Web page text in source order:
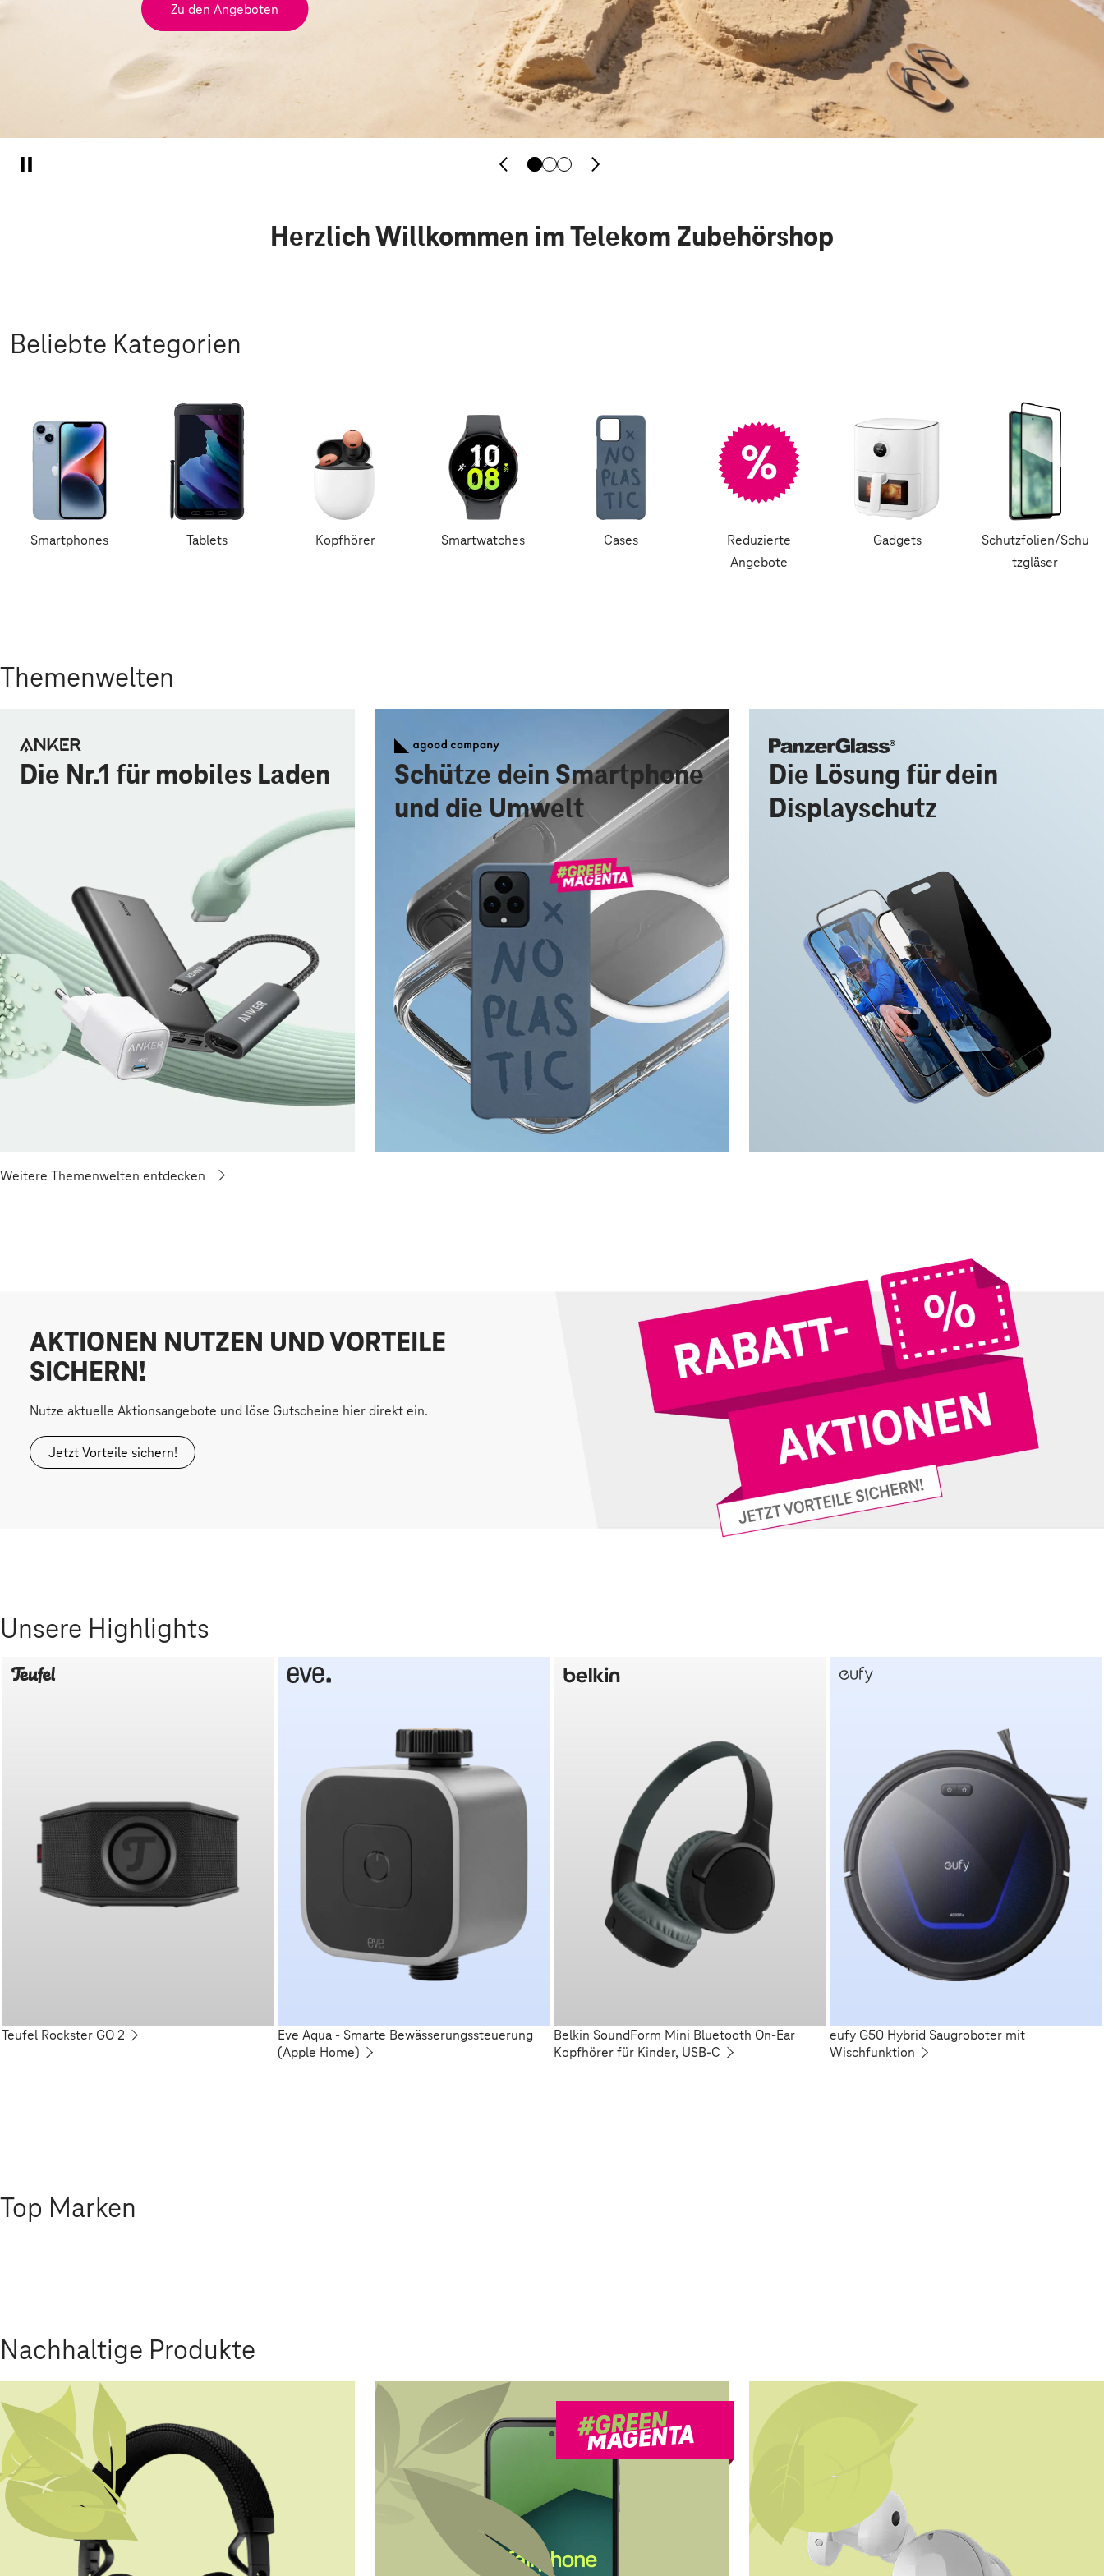
Zu den Angeboten
Herzlich Willkommen im Telekom Zubehörshop
Beliebte Kategorien
Smartphones Tablets Kopfhörer Smartwatches Cases
Reduzierte
Angebote
Gadgets
Schutzfolien/Schu
tzgläser
Themenwelten
Die Nr.1 für mobiles Laden
Schütze dein Smartphone
und die Umwelt
Die Lösung für dein
Displayschutz
Weitere Themenwelten entdecken
AKTIONEN NUTZEN UND VORTEILE
SICHERN!
Nutze aktuelle Aktionsangebote und löse Gutscheine hier direkt ein.
Jetzt Vorteile sichern!
Unsere Highlights
Teufel Rockster GO 2
Eve Aqua - Smarte Bewässerungssteuerung
(Apple Home)
Belkin SoundForm Mini Bluetooth On-Ear
Kopfhörer für Kinder, USB-C
eufy G50 Hybrid Saugroboter mit
Wischfunktion
Top Marken
Nachhaltige Produkte